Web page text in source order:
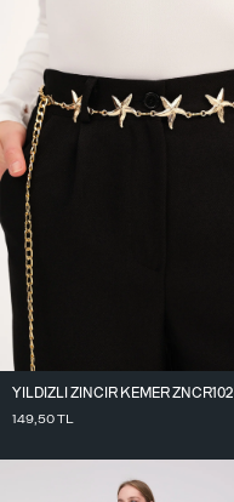
YILDIZLI ZINCIR KEMER ZNCR102
149,50TL